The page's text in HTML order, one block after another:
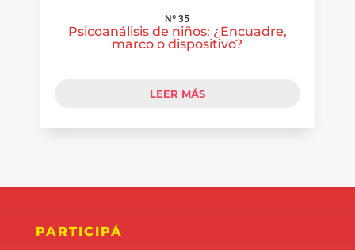
Nº 35
Psicoanálisis de niños: ¿Encuadre,
marco o dispositivo?
LEER MÁS
PARTICIPÁ